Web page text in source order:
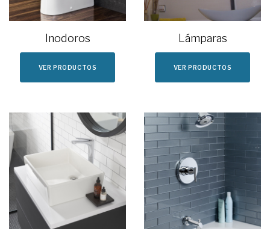
Inodoros
VER PRODUCTOS
Lámparas
VER PRODUCTOS